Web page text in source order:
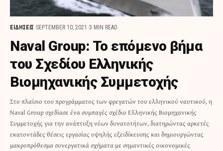
ΕΙΔΗΣΕΙΣ SEPTEMBER 10, 2021 3 MIN READ
Naval Group: Το επόμενο βήμα
του Σχεδίου Ελληνικής
Βιομηχανικής Συμμετοχής
Στο πλαίσιο του προγράμματος των φρεγατών του ελληνικού ναυτικού, η
Naval Group σχεδίασε ένα συμπαγές σχέδιο Ελληνικής Βιομηχανικής
Συμμετοχής για την ανάπτυξη νέων δυνατοτήτων, διατηρώντας αρκετές
εκατοντάδες θέσεις εργασίας υψηλής εξειδίκευσης και δημιουργώντας
μακροπρόθεσμα συνεργατικά σχήματα με σημαντικές οικονομικές